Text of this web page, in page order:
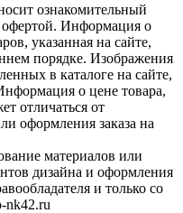
ознакомительный
офертой. Информация о
указанная на сайте,
порядке. Изображения
в каталоге на сайте,
о цене товара,
отличаться от
оформления заказа на
материалов или
дизайна и оформления
и только со
nk42.ru